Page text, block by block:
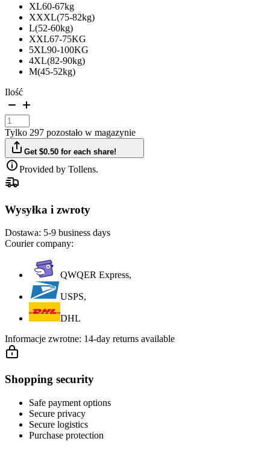
XL60-67kg
XXXL(75-82kg)
L(52-60kg)
XXL67-75KG
5XL90-100KG
4XL(82-90kg)
M(45-52kg)
Ilość
Tylko 297 pozostało w magazynie
Get $0.50 for each share!
Provided by Tollens.
Wysyłka i zwroty
Dostawa: 5-9 business days
Courier company:
QWQER Express,
USPS,
DHL
Informacje zwrotne: 14-day returns available
Shopping security
Safe payment options
Secure privacy
Secure logistics
Purchase protection